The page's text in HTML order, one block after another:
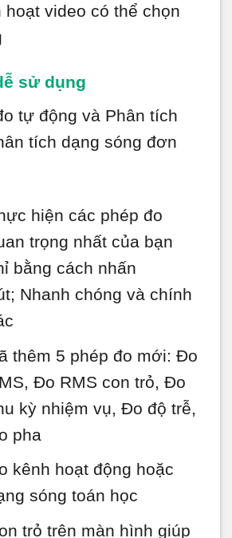
hoạt video có thể chọn
sử dụng
tự động và Phân tích
tích dạng sóng đơn
hiện các phép đo
trọng nhất của bạn
bằng cách nhấn
Nhanh chóng và chính
thêm 5 phép đo mới: Đo
Đo RMS con trỏ, Đo
kỳ nhiệm vụ, Đo độ trễ,
pha
kênh hoạt động hoặc
sóng toán học
trỏ trên màn hình giúp